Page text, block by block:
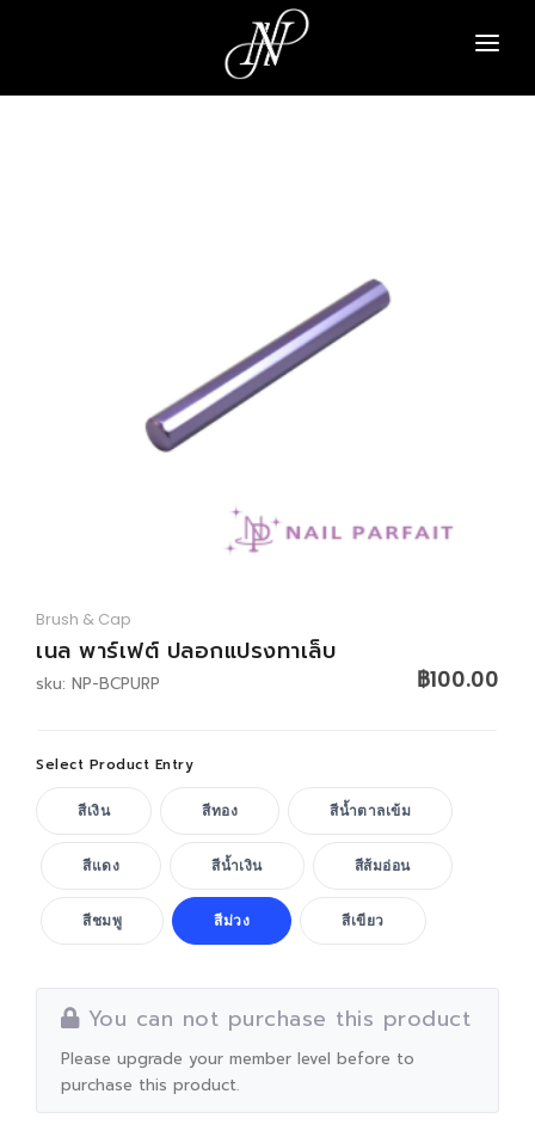
NAVI A
SIGN UP
Brush & Cap
เนล พาร์เฟต์ ปลอกแปรงทาเล็บ
sku: NP-BCPURP ฿100.00
Select Product Entry
สีเงิน สีทอง สีน้ำตาลเข้ม
สีแดง สีน้ำเงิน สีส้มอ่อน
สีชมพู สีม่วง สีเขียว
You can not purchase this product
Please upgrade your member level before to
purchase this product.